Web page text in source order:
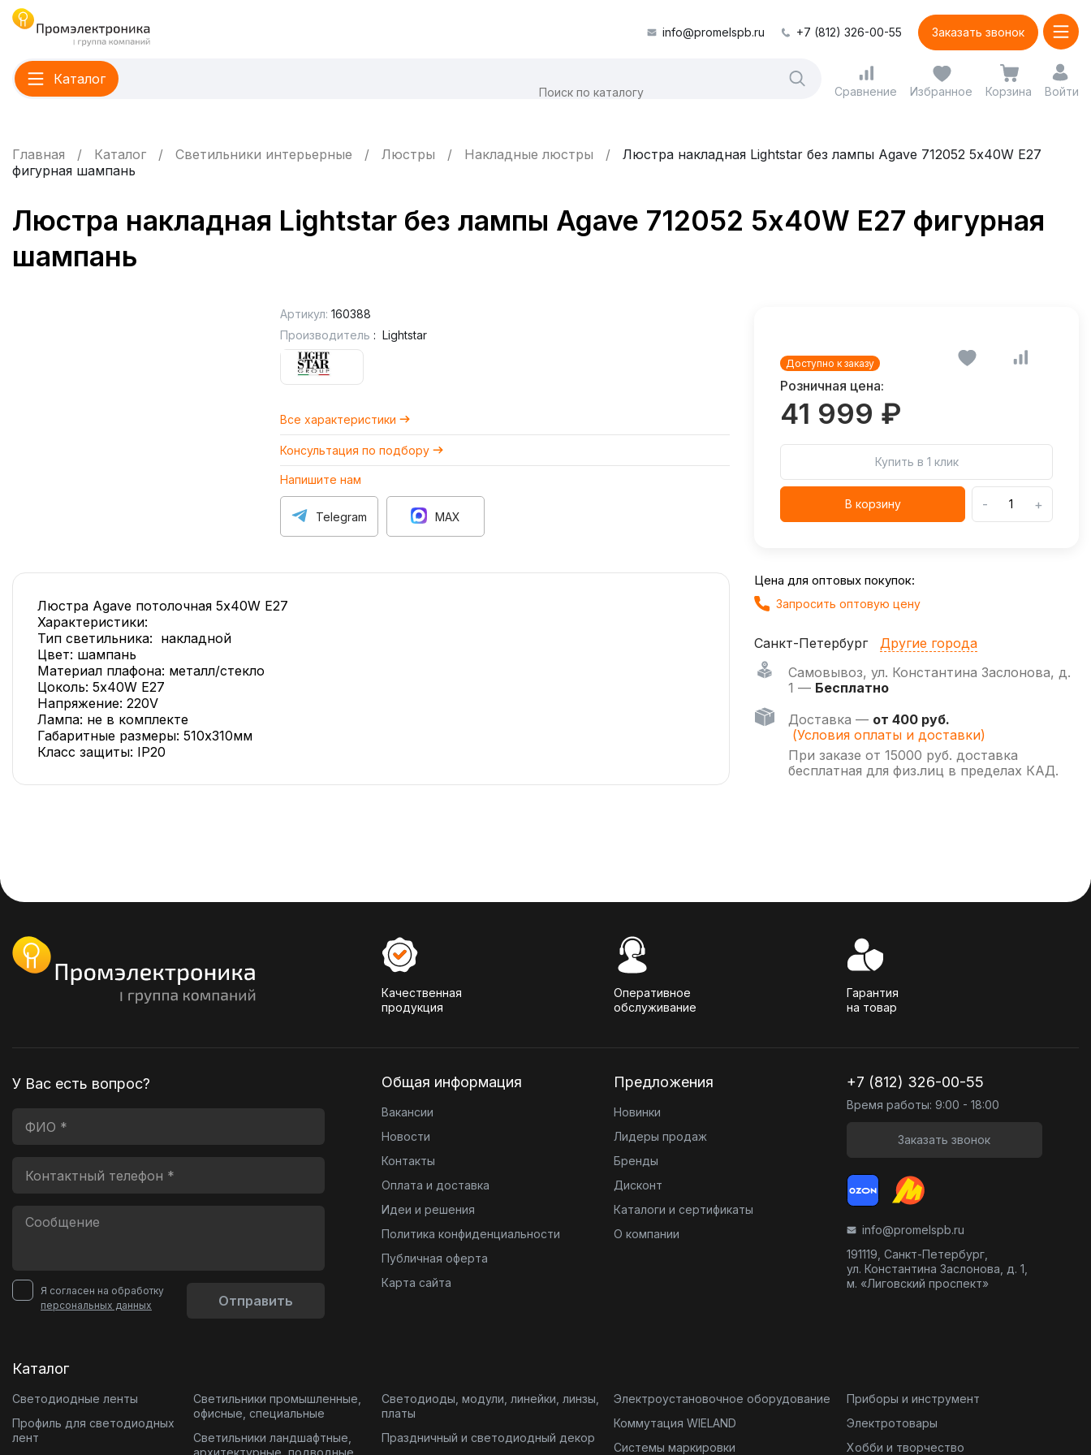
info@promelspb.ru +7 (812) 326-00-55 Заказать звонок
Каталог
Сравнение Избранное Корзина Войти
Главная Каталог Светильники интерьерные Люстры Накладные люстры
Люстра накладная Lightstar без лампы Agave 712052 5х40W E27
фигурная шампань
Люстра накладная Lightstar без лампы Agave 712052 5х40W E27 фигурная
шампань
Артикул: 160388
Производитель : Lightstar
Все характеристики
Консультация по подбору
Напишите нам
Telegram MAX
Доступно к заказу
Розничная цена:
41 999 ₽
Купить в 1 клик
В корзину - +
Люстра Agave потолочная 5х40W E27
Характеристики:
Тип светильника: накладной
Цвет: шампань
Материал плафона: металл/стекло
Цоколь: 5х40W E27
Напряжение: 220V
Лампа: не в комплекте
Габаритные размеры: 510х310мм
Класс защиты: IP20
Цена для оптовых покупок:
Запросить оптовую цену
Санкт-Петербург
Другие города
Самовывоз, ул. Константина Заслонова, д.
1 — Бесплатно
Доставка — от 400 руб.
(Условия оплаты и доставки)
При заказе от 15000 руб. доставка
бесплатная для физ.лиц в пределах КАД.
Качественная
продукция
Оперативное
обслуживание
Гарантия
на товар
У Вас есть вопрос?
Я согласен на обработку
персональных данных
Отправить
Общая информация
Вакансии
Новости
Контакты
Оплата и доставка
Идеи и решения
Политика конфиденциальности
Публичная оферта
Карта сайта
Предложения
Новинки
Лидеры продаж
Бренды
Дисконт
Каталоги и сертификаты
О компании
+7 (812) 326-00-55
Время работы: 9:00 - 18:00
Заказать звонок
info@promelspb.ru
191119, Санкт-Петербург,
ул. Константина Заслонова, д. 1,
м. «Лиговский проспект»
Каталог
Светодиодные ленты
Профиль для светодиодных
лент
Светильники промышленные,
офисные, специальные
Светильники ландшафтные,
архитектурные, подводные
Светодиоды, модули, линейки, линзы,
платы
Праздничный и светодиодный декор
Электроустановочное оборудование
Коммутация WIELAND
Системы маркировки
Приборы и инструмент
Электротовары
Хобби и творчество